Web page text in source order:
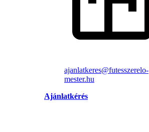
ajanlatkeres@futesszerelo-
mester.hu
Ajánlatkérés